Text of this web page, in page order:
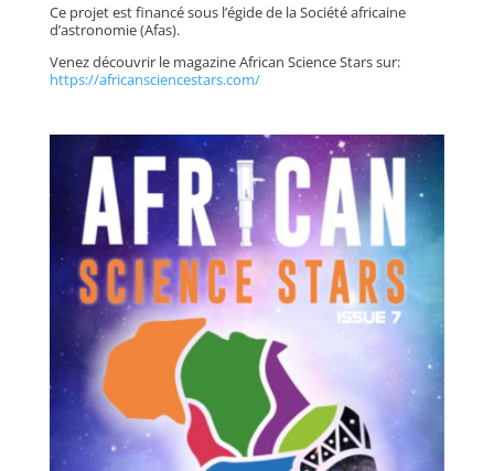
Ce projet est financé sous l’égide de la Société africaine
d’astronomie (Afas).
Venez découvrir le magazine African Science Stars sur:
https://africansciencestars.com/